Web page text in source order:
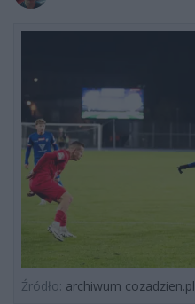
Źródło: archiwum cozadzien.pl